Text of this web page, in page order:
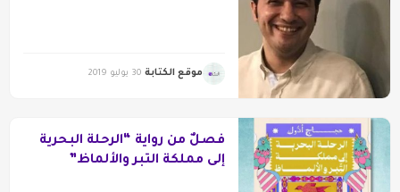
موقع الكتابة 30 يوليو 2019
فصلٌ من رواية “الرحلة البحرية
إلى مملكة التبر والألماظ”